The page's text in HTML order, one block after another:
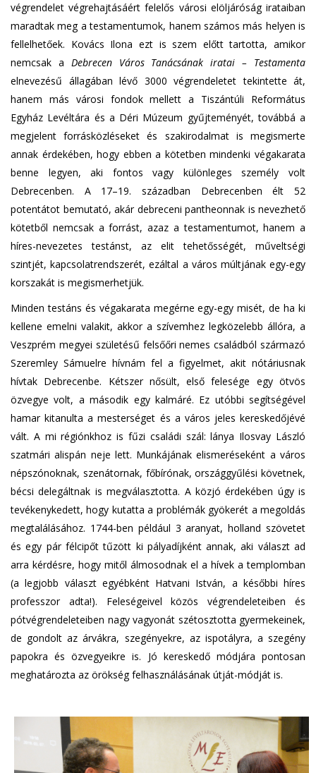
végrendelet végrehajtásáért felelős városi elöljáróság irataiban
maradtak meg a testamentumok, hanem számos más helyen is
fellelhetőek. Kovács Ilona ezt is szem előtt tartotta, amikor
nemcsak a Debrecen Város Tanácsának iratai – Testamenta
elnevezésű állagában lévő 3000 végrendeletet tekintette át,
hanem más városi fondok mellett a Tiszántúli Református
Egyház Levéltára és a Déri Múzeum gyűjteményét, továbbá a
megjelent forrásközléseket és szakirodalmat is megismerte
annak érdekében, hogy ebben a kötetben mindenki végakarata
benne legyen, aki fontos vagy különleges személy volt
Debrecenben. A 17–19. században Debrecenben élt 52
potentátot bemutató, akár debreceni pantheonnak is nevezhető
kötetből nemcsak a forrást, azaz a testamentumot, hanem a
híres-nevezetes testánst, az elit tehetősségét, műveltségi
szintjét, kapcsolatrendszerét, ezáltal a város múltjának egy-egy
korszakát is megismerhetjük.
Minden testáns és végakarata megérne egy-egy misét, de ha ki
kellene emelni valakit, akkor a szívemhez legközelebb állóra, a
Veszprém megyei születésű felsőőri nemes családból származó
Szeremley Sámuelre hívnám fel a figyelmet, akit nótáriusnak
hívtak Debrecenbe. Kétszer nősült, első felesége egy ötvös
özvegye volt, a második egy kalmáré. Ez utóbbi segítségével
hamar kitanulta a mesterséget és a város jeles kereskedőjévé
vált. A mi régiónkhoz is fűzi családi szál: lánya Ilosvay László
szatmári alispán neje lett. Munkájának elismeréseként a város
népszónoknak, szenátornak, főbírónak, országgyűlési követnek,
bécsi delegáltnak is megválasztotta. A közjó érdekében úgy is
tevékenykedett, hogy kutatta a problémák gyökerét a megoldás
megtalálásához. 1744-ben például 3 aranyat, holland szövetet
és egy pár félcipőt tűzött ki pályadíjként annak, aki választ ad
arra kérdésre, hogy mitől álmosodnak el a hívek a templomban
(a legjobb választ egyébként Hatvani István, a későbbi híres
professzor adta!). Feleségeivel közös végrendeleteiben és
pótvégrendeleteiben nagy vagyonát szétosztotta gyermekeinek,
de gondolt az árvákra, szegényekre, az ispotályra, a szegény
papokra és özvegyeikre is. Jó kereskedő módjára pontosan
meghatározta az örökség felhasználásának útját-módját is.